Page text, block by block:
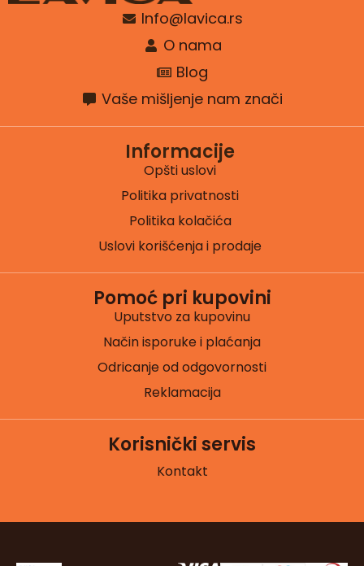
Info@lavica.rs
O nama
Blog
Vaše mišljenje nam znači
Informacije
Opšti uslovi
Politika privatnosti
Politika kolačića
Uslovi korišćenja i prodaje
Pomoć pri kupovini
Uputstvo za kupovinu
Način isporuke i plaćanja
Odricanje od odgovornosti
Reklamacija
Korisnički servis
Kontakt